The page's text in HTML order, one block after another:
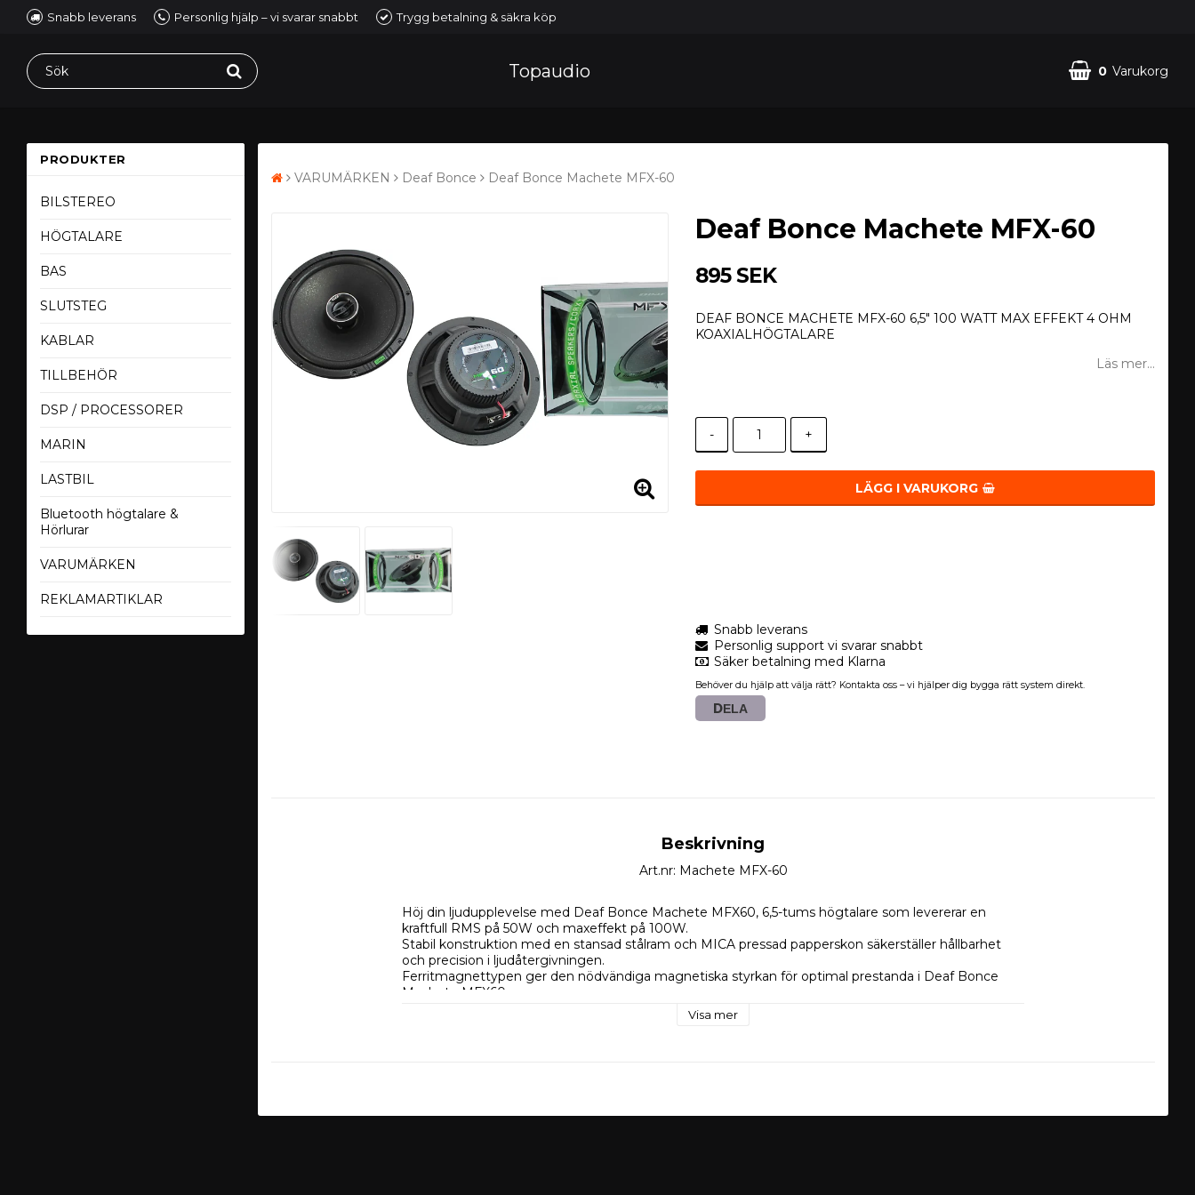
Snabb leverans Personlig hjälp – vi svarar snabbt Trygg betalning & säkra köp
Topaudio 0 Varukorg
PRODUKTER
BILSTEREO
HÖGTALARE
BAS
SLUTSTEG
KABLAR
TILLBEHÖR
DSP / PROCESSORER
MARIN
LASTBIL
Bluetooth högtalare &
Hörlurar
VARUMÄRKEN
REKLAMARTIKLAR
VARUMÄRKEN Deaf Bonce Deaf Bonce Machete MFX-60
Deaf Bonce Machete MFX-60
895 SEK
DEAF BONCE MACHETE MFX-60 6,5" 100 WATT MAX EFFEKT 4 OHM
KOAXIALHÖGTALARE
Läs mer...
- +
LÄGG I VARUKORG
Snabb leverans
Personlig support vi svarar snabbt
Säker betalning med Klarna
Behöver du hjälp att välja rätt? Kontakta oss – vi hjälper dig bygga rätt system direkt.
DELA
Beskrivning
Art.nr: Machete MFX-60
Höj din ljudupplevelse med Deaf Bonce Machete MFX60, 6,5-tums högtalare som levererar en
kraftfull RMS på 50W och maxeffekt på 100W.
Stabil konstruktion med en stansad stålram och MICA pressad papperskon säkerställer hållbarhet
och precision i ljudåtergivningen.
Ferritmagnettypen ger den nödvändiga magnetiska styrkan för optimal prestanda i Deaf Bonce
Machete MFX60.
Njut av ett brett frekvenssvar från 65 Hz till 20 000 Hz, som fångar varje detalj i dina
Visa mer